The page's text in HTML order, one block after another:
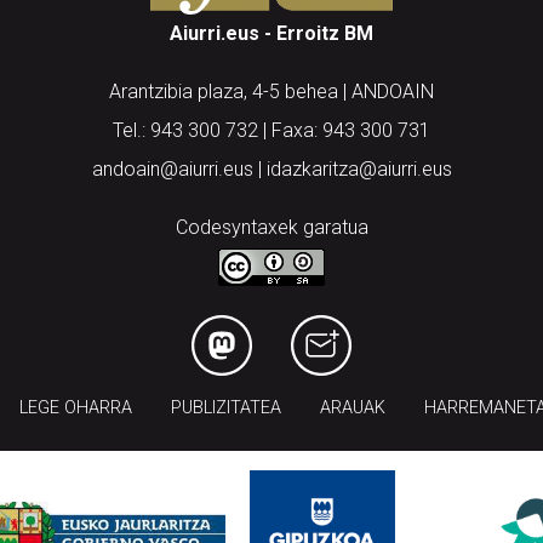
Aiurri.eus - Erroitz BM
Arantzibia plaza, 4-5 behea | ANDOAIN
Tel.: 943 300 732 | Faxa: 943 300 731
andoain@aiurri.eus | idazkaritza@aiurri.eus
Codesyntaxek garatua
LEGE OHARRA PUBLIZITATEA ARAUAK